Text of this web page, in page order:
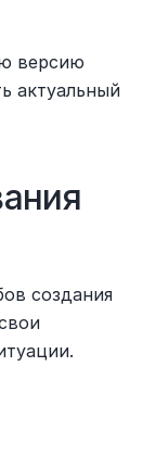
версию
актуальный
создания